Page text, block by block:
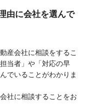
由に会社を選んで
産会社に相談をするこ
当者」や「対応の早
でいることがわかりま
社に相談することをお